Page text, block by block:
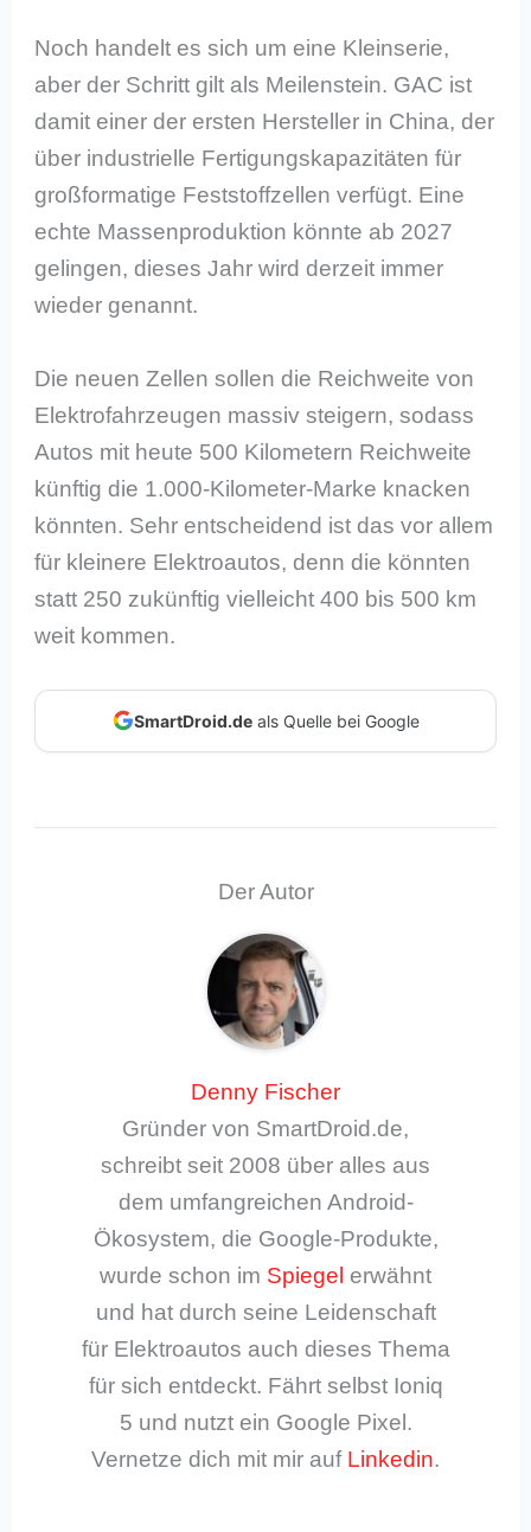
Noch handelt es sich um eine Kleinserie,
aber der Schritt gilt als Meilenstein. GAC ist
damit einer der ersten Hersteller in China, der
über industrielle Fertigungskapazitäten für
großformatige Feststoffzellen verfügt. Eine
echte Massenproduktion könnte ab 2027
gelingen, dieses Jahr wird derzeit immer
wieder genannt.
Die neuen Zellen sollen die Reichweite von
Elektrofahrzeugen massiv steigern, sodass
Autos mit heute 500 Kilometern Reichweite
künftig die 1.000-Kilometer-Marke knacken
könnten. Sehr entscheidend ist das vor allem
für kleinere Elektroautos, denn die könnten
statt 250 zukünftig vielleicht 400 bis 500 km
weit kommen.
SmartDroid.deals Quelle bei Google
Der Autor
Denny Fischer
Gründer von SmartDroid.de,
schreibt seit 2008 über alles aus
dem umfangreichen Android-
Ökosystem, die Google-Produkte,
wurde schon im Spiegel erwähnt
und hat durch seine Leidenschaft
für Elektroautos auch dieses Thema
für sich entdeckt. Fährt selbst Ioniq
5 und nutzt ein Google Pixel.
Vernetze dich mit mir auf Linkedin.